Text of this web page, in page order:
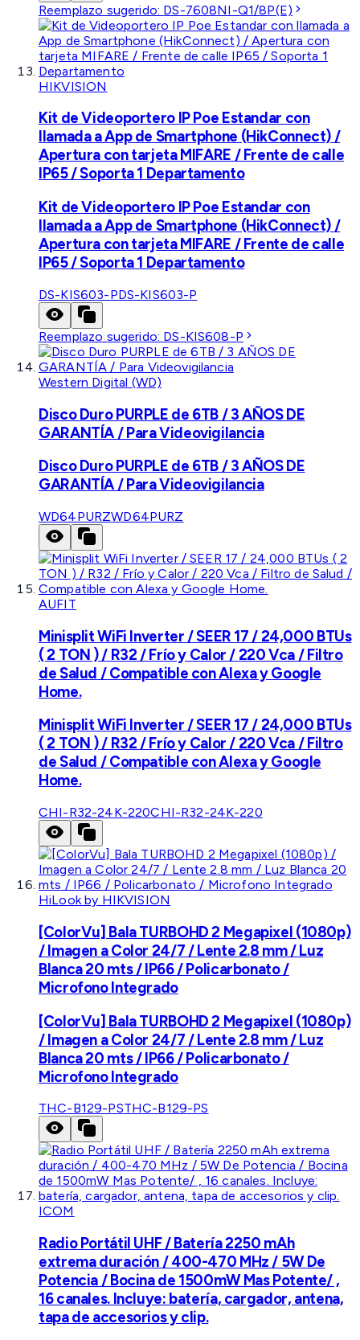
Reemplazo sugerido: DS-7608NI-Q1/8P(E)
HIKVISION
Kit de Videoportero IP Poe Estandar con
llamada a App de Smartphone (HikConnect) /
Apertura con tarjeta MIFARE / Frente de calle
IP65 / Soporta 1 Departamento
Kit de Videoportero IP Poe Estandar con
llamada a App de Smartphone (HikConnect) /
Apertura con tarjeta MIFARE / Frente de calle
IP65 / Soporta 1 Departamento
DS-KIS603-PDS-KIS603-P
Reemplazo sugerido: DS-KIS608-P
Western Digital (WD)
Disco Duro PURPLE de 6TB / 3 AÑOS DE
GARANTÍA / Para Videovigilancia
Disco Duro PURPLE de 6TB / 3 AÑOS DE
GARANTÍA / Para Videovigilancia
WD64PURZWD64PURZ
AUFIT
Minisplit WiFi Inverter / SEER 17 / 24,000 BTUs
( 2 TON ) / R32 / Frío y Calor / 220 Vca / Filtro
de Salud / Compatible con Alexa y Google
Home.
Minisplit WiFi Inverter / SEER 17 / 24,000 BTUs
( 2 TON ) / R32 / Frío y Calor / 220 Vca / Filtro
de Salud / Compatible con Alexa y Google
Home.
CHI-R32-24K-220CHI-R32-24K-220
HiLook by HIKVISION
[ColorVu] Bala TURBOHD 2 Megapixel (1080p)
/ Imagen a Color 24/7 / Lente 2.8 mm / Luz
Blanca 20 mts / IP66 / Policarbonato /
Microfono Integrado
[ColorVu] Bala TURBOHD 2 Megapixel (1080p)
/ Imagen a Color 24/7 / Lente 2.8 mm / Luz
Blanca 20 mts / IP66 / Policarbonato /
Microfono Integrado
THC-B129-PSTHC-B129-PS
ICOM
Radio Portátil UHF / Batería 2250 mAh
extrema duración / 400-470 MHz / 5W De
Potencia / Bocina de 1500mW Mas Potente/ ,
16 canales. Incluye: batería, cargador, antena,
tapa de accesorios y clip.